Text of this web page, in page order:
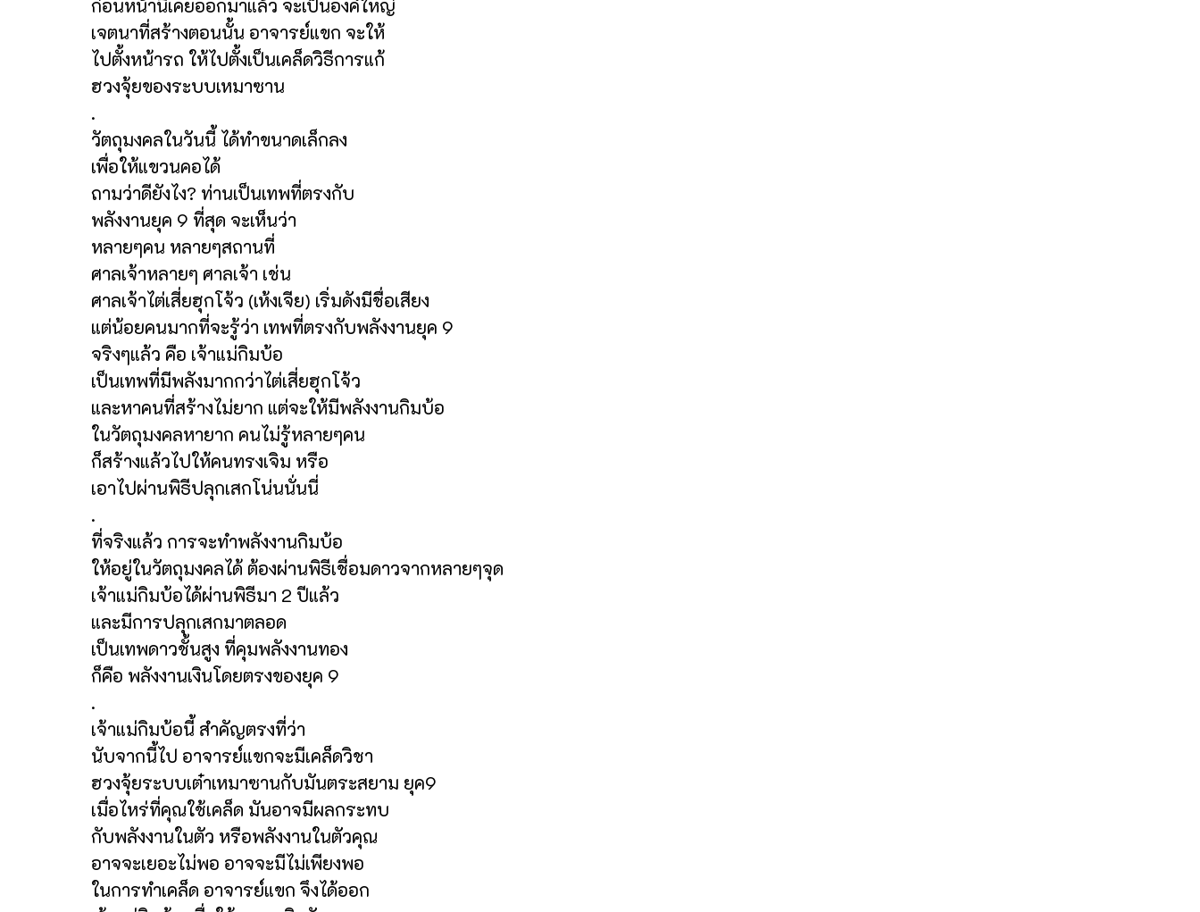
ก่อนหน้านี้เคยออกมาแล้ว จะเป็นองค์ใหญ่
เจตนาที่สร้างตอนนั้น อาจารย์แขก จะให้
ไปตั้งหน้ารถ ให้ไปตั้งเป็นเคล็ดวิธีการแก้
ฮวงจุ้ยของระบบเหมาซาน
.
วัตถุมงคลในวันนี้ ได้ทำขนาดเล็กลง
เพื่อให้แขวนคอได้
ถามว่าดียังไง? ท่านเป็นเทพที่ตรงกับ
พลังงานยุค 9 ที่สุด จะเห็นว่า
หลายๆคน หลายๆสถานที่
ศาลเจ้าหลายๆ ศาลเจ้า เช่น
ศาลเจ้าไต่เสี่ยฮุกโจ้ว (เห้งเจีย) เริ่มดังมีชื่อเสียง
แต่น้อยคนมากที่จะรู้ว่า เทพที่ตรงกับพลังงานยุค 9
จริงๆแล้ว คือ เจ้าแม่กิมบ้อ
เป็นเทพที่มีพลังมากกว่าไต่เสี่ยฮุกโจ้ว
และหาคนที่สร้างไม่ยาก แต่จะให้มีพลังงานกิมบ้อ
ในวัตถุมงคลหายาก คนไม่รู้หลายๆคน
ก็สร้างแล้วไปให้คนทรงเจิม หรือ
เอาไปผ่านพิธีปลุกเสกโน่นนั่นนี่
.
ที่จริงแล้ว การจะทำพลังงานกิมบ้อ
ให้อยู่ในวัตถุมงคลได้ ต้องผ่านพิธีเชื่อมดาวจากหลายๆจุด
เจ้าแม่กิมบ้อได้ผ่านพิธีมา 2 ปีแล้ว
และมีการปลุกเสกมาตลอด
เป็นเทพดาวชั้นสูง ที่คุมพลังงานทอง
ก็คือ พลังงานเงินโดยตรงของยุค 9
.
เจ้าแม่กิมบ้อนี้ สำคัญตรงที่ว่า
นับจากนี้ไป อาจารย์แขกจะมีเคล็ดวิชา
ฮวงจุ้ยระบบเต๋าเหมาซานกับมันตระสยาม ยุค9
เมื่อไหร่ที่คุณใช้เคล็ด มันอาจมีผลกระทบ
กับพลังงานในตัว หรือพลังงานในตัวคุณ
อาจจะเยอะไม่พอ อาจจะมีไม่เพียงพอ
ในการทำเคล็ด อาจารย์แขก จึงได้ออก